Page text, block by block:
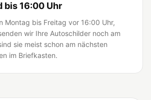
bis 16:00 Uhr
Montag bis Freitag vor 16:00 Uhr,
wir Ihre Autoschilder noch am
sie meist schon am nächsten
im Briefkasten.